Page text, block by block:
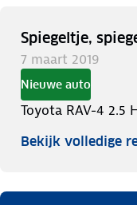
Spiegeltje,
7 maart 2019
Nieuwe auto
Toyota RAV-4 2.5
Bekijk volledige